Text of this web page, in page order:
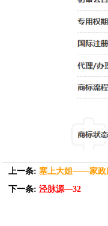
上一条: 塞上大姐——家政
下一条: 泾脉源—32